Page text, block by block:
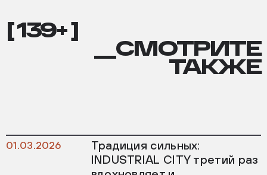
[ 139+ ]
__СМОТРИТЕ
ТАКЖЕ
01.03.2026
Традиция сильных:
INDUSTRIAL CITY третий раз